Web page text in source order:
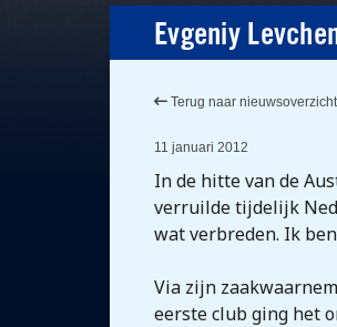
Evgeniy
Terug naar nieuwsoverzicht
11 januari 2012
In de hitte van de
verruilde tijdelijk
wat verbreden. Ik
Via zijn
eerste club ging het